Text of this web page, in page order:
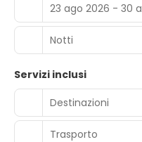
23 ago 2026 - 30
Notti
Servizi inclusi
Destinazioni
Trasporto